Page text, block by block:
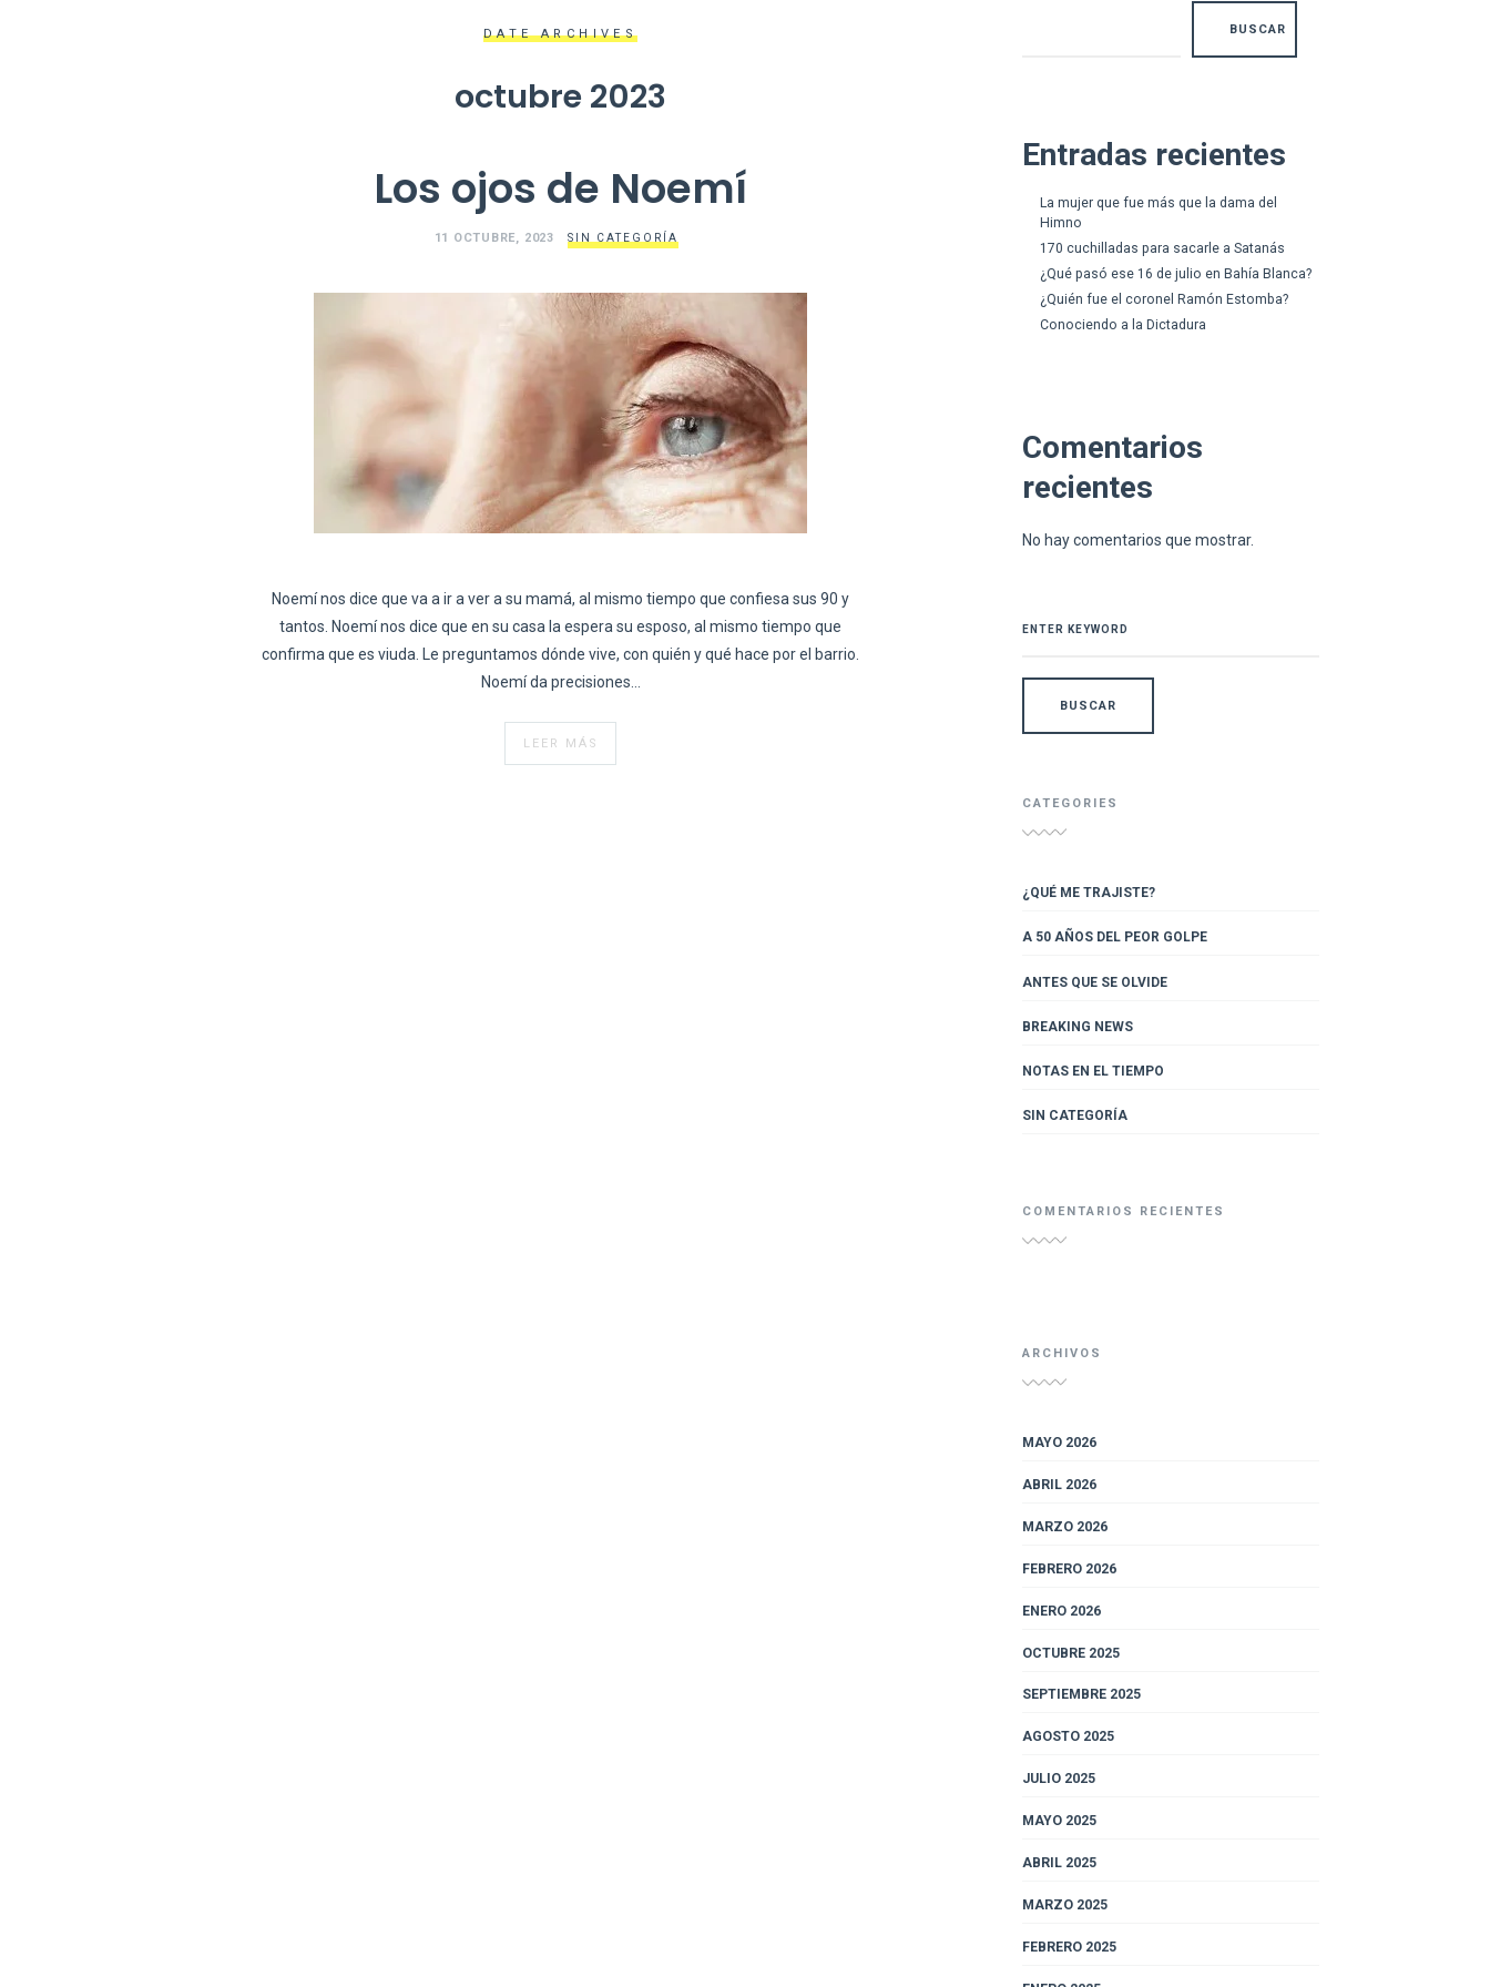
DATE ARCHIVES
octubre 2023
Los ojos de Noemí
11 OCTUBRE, 2023 SIN CATEGORÍA
Noemí nos dice que va a ir a ver a su mamá, al mismo tiempo que confiesa sus 90 y
tantos. Noemí nos dice que en su casa la espera su esposo, al mismo tiempo que
confirma que es viuda. Le preguntamos dónde vive, con quién y qué hace por el barrio.
Noemí da precisiones…
LEER MÁS
BUSCAR
Entradas recientes
La mujer que fue más que la dama del
Himno
170 cuchilladas para sacarle a Satanás
¿Qué pasó ese 16 de julio en Bahía Blanca?
¿Quién fue el coronel Ramón Estomba?
Conociendo a la Dictadura
Comentarios
recientes
No hay comentarios que mostrar.
FOR:
CATEGORIES
¿QUÉ ME TRAJISTE?
A 50 AÑOS DEL PEOR GOLPE
ANTES QUE SE OLVIDE
BREAKING NEWS
NOTAS EN EL TIEMPO
SIN CATEGORÍA
COMENTARIOS RECIENTES
ARCHIVOS
MAYO 2026
ABRIL 2026
MARZO 2026
FEBRERO 2026
ENERO 2026
OCTUBRE 2025
SEPTIEMBRE 2025
AGOSTO 2025
JULIO 2025
MAYO 2025
ABRIL 2025
MARZO 2025
FEBRERO 2025